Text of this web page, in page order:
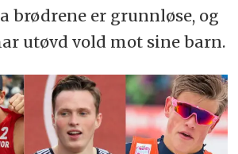
brødrene er grunnløse, og
utøvd vold mot sine barn.